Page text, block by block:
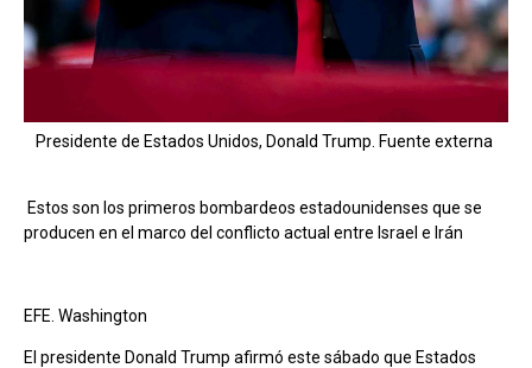
Presidente de Estados Unidos, Donald Trump. Fuente externa
Estos son los primeros bombardeos estadounidenses que se
producen en el marco del conflicto actual entre Israel e Irán
EFE. Washington
El presidente Donald Trump afirmó este sábado que Estados